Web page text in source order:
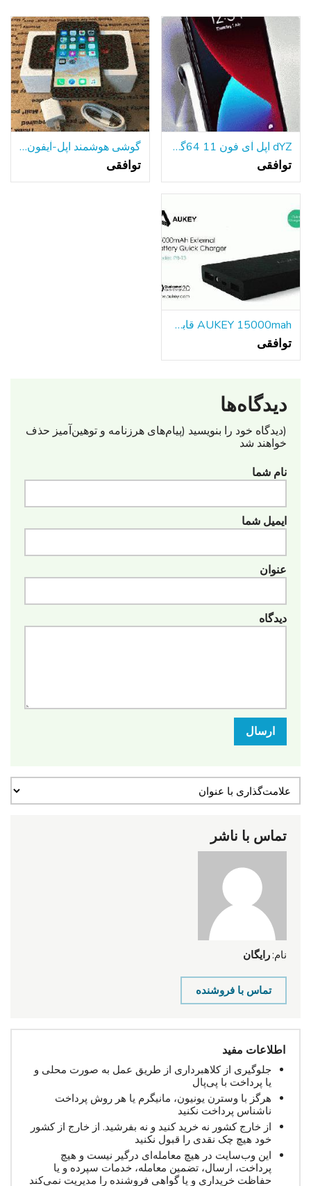
dYZ اپل آی فون 11 64گیگابایت سیاه A2111 تی موبایل/با حداکثر سرعت دویدن گارانتی!
توافقی
گوشی هوشمند اپل-آیفون 6s-64GB قفل شده است
توافقی
AUKEY 15000mah قابل حمل باتری خارجی بانک شارژر سریع
توافقی
دیدگاه‌ها
(دیدگاه خود را بنویسید (پیام‌های هرزنامه‌ و توهین‌آمیز حذف
خواهند شد
نام شما
ایمیل شما
عنوان
دیدگاه
ارسال
تماس با ناشر
نام: رایگان
تماس با فروشنده
اطلاعات مفید
جلوگیری از کلاهبرداری از طریق عمل به صورت محلی و
یا پرداخت با پی‌پال
هرگز با وسترن یونیون، مانیگرم یا هر روش پرداخت
ناشناس پرداخت نکنید
از خارج کشور نه خرید کنید و نه بفرشید. از خارج از کشور
خود هیچ چک نقدی را قبول نکنید
این وب‌سایت در هیچ معامله‌ای درگیر نیست و هیچ
پرداخت، ارسال، تضمین معامله، خدمات سپرده و یا
حفاظت خریداری و یا گواهی فروشنده را مدیریت نمی‌کند